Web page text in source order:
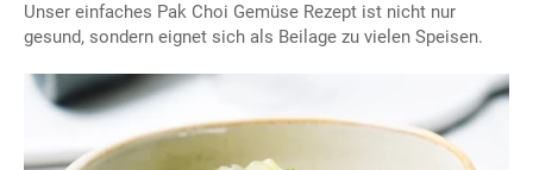
Unser einfaches Pak Choi Gemüse Rezept ist nicht nur
gesund, sondern eignet sich als Beilage zu vielen Speisen.